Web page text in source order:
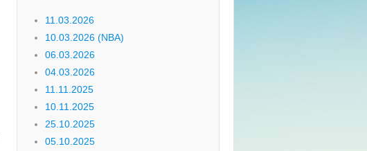
11.03.2026
10.03.2026 (NBA)
06.03.2026
04.03.2026
11.11.2025
10.11.2025
25.10.2025
05.10.2025